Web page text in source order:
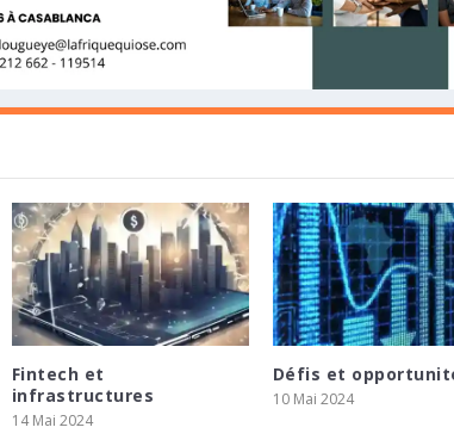
ET LE PRÉSIDENT
DE PRESSE SUR LES P...
EN AFRIQUE ET CONCLUT UN
POUR ACCÉLÉRER LE DÉPLOI...
MILLIONS ZAR POUR SOUTENIR
Fintech et
infrastructures
14 Mai 2024
Défis et
10 Mai 2024